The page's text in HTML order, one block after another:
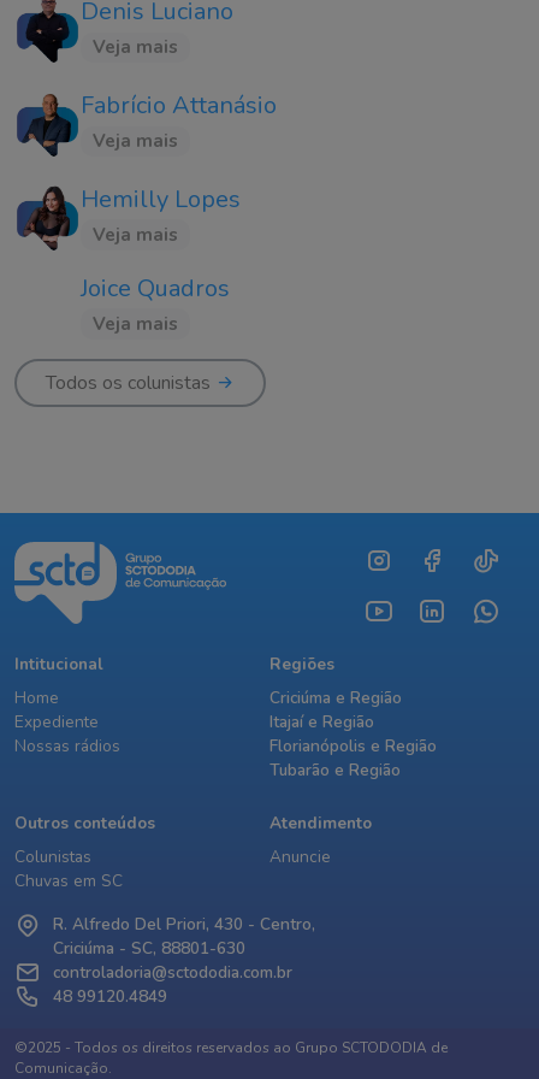
Denis Luciano
Veja mais
Fabrício Attanásio
Veja mais
Hemilly Lopes
Veja mais
Joice Quadros
Veja mais
Todos os colunistas
Intitucional
Home
Expediente
Nossas rádios
Regiões
Criciúma e Região
Itajaí e Região
Florianópolis e Região
Tubarão e Região
Outros conteúdos
Colunistas
Chuvas em SC
Atendimento
Anuncie
R. Alfredo Del Priori, 430 - Centro,
Criciúma - SC, 88801-630
controladoria@sctododia.com.br
48 99120.4849
©2025 - Todos os direitos reservados ao Grupo SCTODODIA de
Comunicação.